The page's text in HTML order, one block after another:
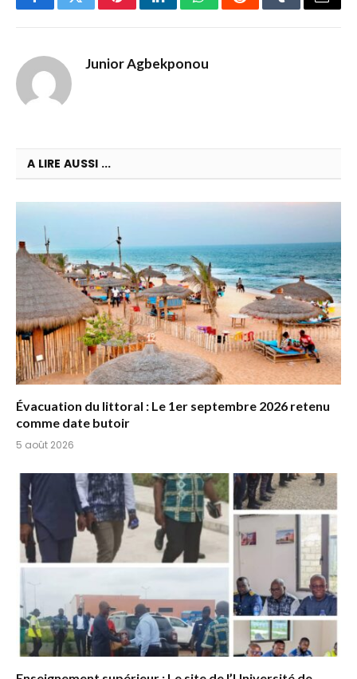
FacebookTwitterPinterestLinkedInWhatsAppRedditTumblrEmail
Junior Agbekponou
A LIRE AUSSI ...
Évacuation du littoral : Le 1er septembre 2026 retenu
comme date butoir
5 août 2026